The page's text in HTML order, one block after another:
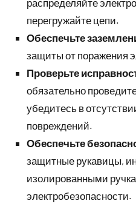
распределяйте
перегружайте цепи.
Обеспечьте
защиты от поражения
Проверьте
обязательно
убедитесь в
повреждений.
Обеспечьте
защитные рукавицы,
изолированными
электробезопасности.